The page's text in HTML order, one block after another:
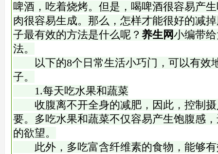
啤酒，吃着烧烤。但是，喝啤酒很容易产
肉很容易生成。那么，怎样才能很好的减
子最有效的方法是什么呢？ 养生网小编带
法。
以下的8个日常生活小巧门，可以有效
子。
1.每天吃水果和蔬菜
收腹离不开全身的减肥，因此，控制摄
要。多吃水果和蔬菜不仅容易产生饱腹感
的欲望。
此外，多吃富含纤维素的食物，能够有